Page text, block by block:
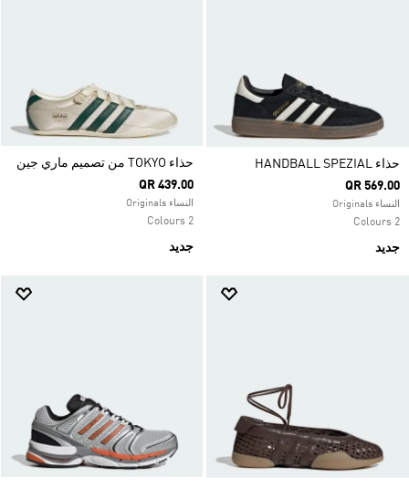
حذاء HANDBALL SPEZIAL
QR 569.00
النساء Originals
2 Colours
جديد
حذاء TOKYO من تصميم ماري جين
QR 439.00
النساء Originals
2 Colours
جديد